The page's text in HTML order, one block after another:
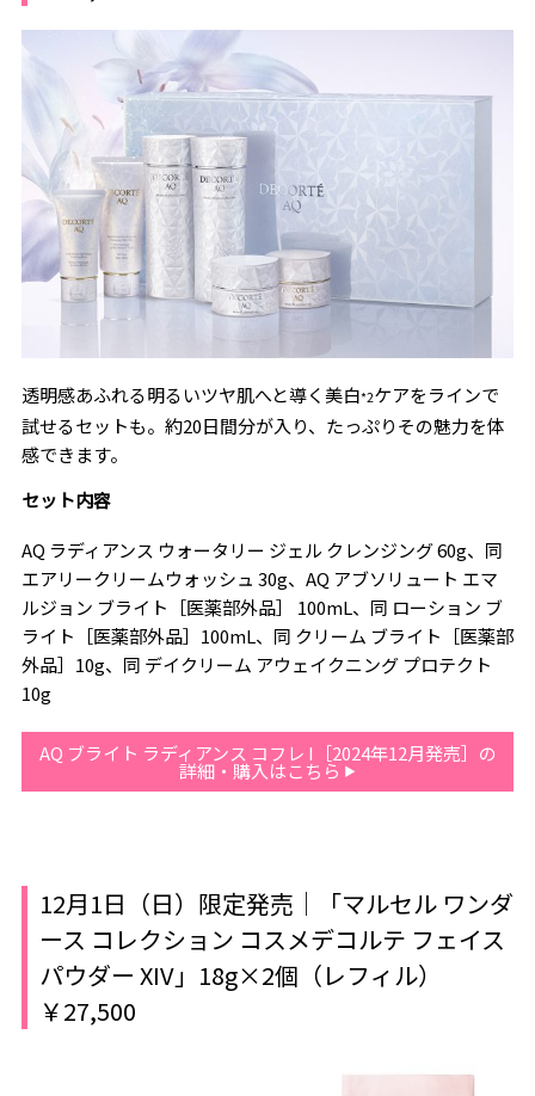
透明感あふれる明るいツヤ肌へと導く美白*2ケアをラインで
試せるセットも。約20日間分が入り、たっぷりその魅力を体
感できます。
セット内容
AQ ラディアンス ウォータリー ジェル クレンジング 60g、同
エアリークリームウォッシュ 30g、AQ アブソリュート エマ
ルジョン ブライト［医薬部外品］ 100mL、同 ローション ブ
ライト［医薬部外品］100mL、同 クリーム ブライト［医薬部
外品］10g、同 デイクリーム アウェイクニング プロテクト
10g
AQ ブライト ラディアンス コフレ I［2024年12月発売］の
詳細・購入はこちら
12月1日（日）限定発売｜「マルセル ワンダ
ース コレクション コスメデコルテ フェイス
パウダー XIV」18g×2個（レフィル）
￥27,500